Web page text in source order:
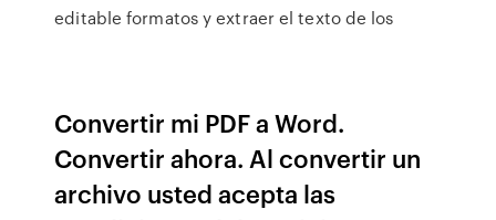
editable formatos y extraer el texto de los
Convertir mi PDF a Word.
Convertir ahora. Al convertir un
archivo usted acepta las